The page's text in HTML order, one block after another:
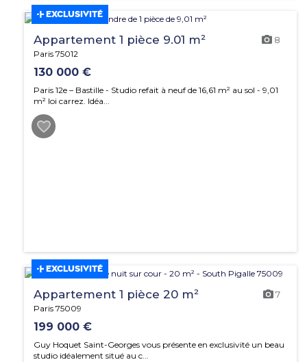
EXCLUSIVITÉ
Appartement 1 pièce 9.01 m² 8
Paris 75012
130 000 €
Paris 12e – Bastille - Studio refait à neuf de 16,61 m² au sol - 9,01
m² loi carrez. Idéa...
EXCLUSIVITÉ
Appartement 1 pièce 20 m² 7
Paris 75009
199 000 €
Guy Hoquet Saint-Georges vous présente en exclusivité un beau
studio idéalement situé au c...